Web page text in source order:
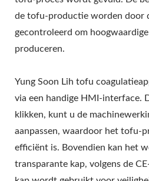
FABRIEK,
MACHINE
TOFU
TOFU
de tofu-productie worden door
gecontroleerd om
produceren.
Yung Soon Lih tofu
via een handige HMI-interface.
klikken, kunt u de
aanpassen, waardoor het tofu-
efficiënt is. Bovendien kan het
transparante kap, volgens de